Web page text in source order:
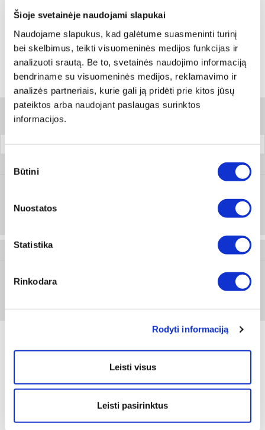
Šioje svetainėje naudojami slapukai
Naudojame slapukus, kad galėtume suasmeninti turinį
bei skelbimus, teikti visuomeninės medijos funkcijas ir
analizuoti srautą. Be to, svetainės naudojimo informaciją
bendriname su visuomeninės medijos, reklamavimo ir
analizės partneriais, kurie gali ją pridėti prie kitos jūsų
pateiktos arba naudojant paslaugas surinktos
informacijos.
pasirinkimas
Būtini
Nuostatos
Statistika
Rinkodara
Rodyti informaciją
Leisti visus
Leisti pasirinktus
Rodyti artimiausią parduotuvę
Skambinti: +370 694 91387
Variantai
Apsauginių lęšių spalvaPakuotė
Skaidri
Prisijungti arba registruotis
0899 102 321
Prisijungti arba registruotis
Techninė informacija
Apsauginių lęšių medžiaga Polikarbonatas